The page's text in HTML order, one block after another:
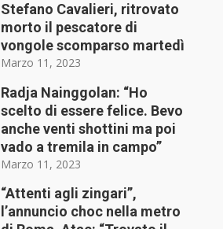
Stefano Cavalieri, ritrovato
morto il pescatore di
vongole scomparso martedì
Marzo 11, 2023
Radja Nainggolan: “Ho
scelto di essere felice. Bevo
anche venti shottini ma poi
vado a tremila in campo”
Marzo 11, 2023
“Attenti agli zingari”,
l’annuncio choc nella metro